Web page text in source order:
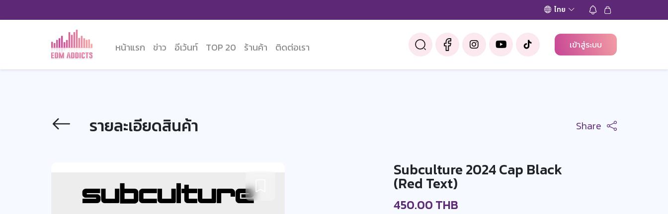
ไทย
หน้าแรก ข่าว อีเว้นท์ TOP 20 ร้านค้า ติดต่อเรา เข้าสู่ระบบ
รายละเอียดสินค้า Share
Subculture 2024 Cap Black
(Red Text)
450.00 THB